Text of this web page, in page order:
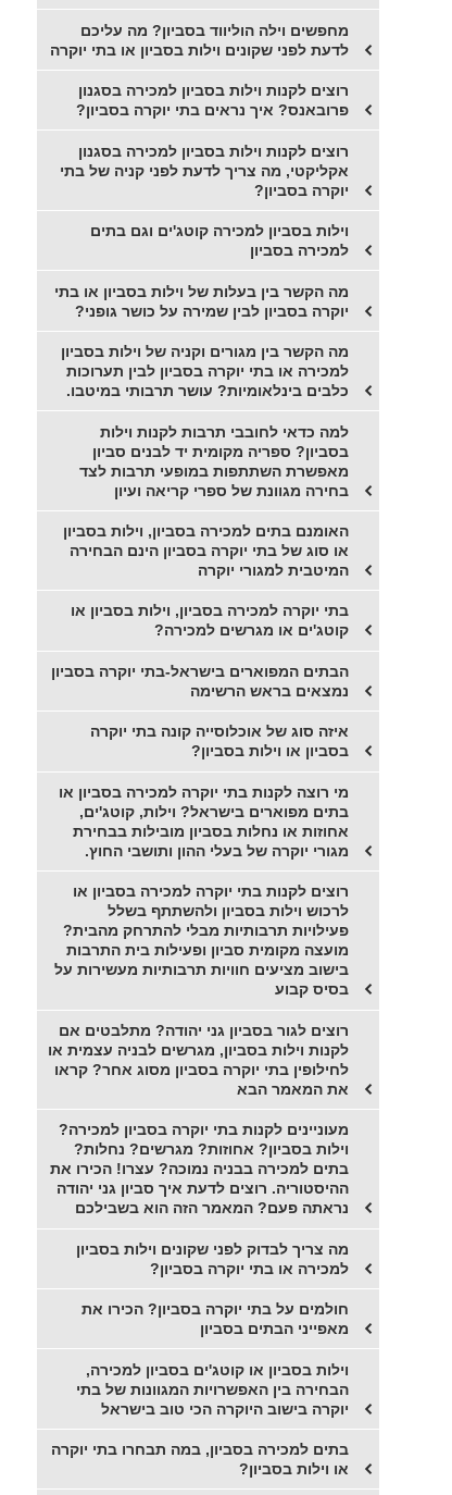
מחפשים וילה הוליווד בסביון? מה עליכם
לדעת לפני שקונים וילות בסביון או בתי יוקרה
רוצים לקנות וילות בסביון למכירה בסגנון
פרובאנס? איך נראים בתי יוקרה בסביון?
רוצים לקנות וילות בסביון למכירה בסגנון
אקליקטי, מה צריך לדעת לפני קניה של בתי
יוקרה בסביון?
וילות בסביון למכירה קוטג'ים וגם בתים
למכירה בסביון
מה הקשר בין בעלות של וילות בסביון או בתי
יוקרה בסביון לבין שמירה על כושר גופני?
מה הקשר בין מגורים וקניה של וילות בסביון
למכירה או בתי יוקרה בסביון לבין תערוכות
כלבים בינלאומיות? עושר תרבותי במיטבו.
למה כדאי לחובבי תרבות לקנות וילות
בסביון? ספריה מקומית יד לבנים סביון
מאפשרת השתתפות במופעי תרבות לצד
בחירה מגוונת של ספרי קריאה ועיון
האומנם בתים למכירה בסביון, וילות בסביון
או סוג של בתי יוקרה בסביון הינם הבחירה
המיטבית למגורי יוקרה
בתי יוקרה למכירה בסביון, וילות בסביון או
קוטג'ים או מגרשים למכירה?
הבתים המפוארים בישראל-בתי יוקרה בסביון
נמצאים בראש הרשימה
איזה סוג של אוכלוסייה קונה בתי יוקרה
בסביון או וילות בסביון?
מי רוצה לקנות בתי יוקרה למכירה בסביון או
בתים מפוארים בישראל? וילות, קוטג'ים,
אחוזות או נחלות בסביון מובילות בבחירת
מגורי יוקרה של בעלי ההון ותושבי החוץ.
רוצים לקנות בתי יוקרה למכירה בסביון או
לרכוש וילות בסביון ולהשתתף בשלל
פעילויות תרבותיות מבלי להתרחק מהבית?
מועצה מקומית סביון ופעילות בית התרבות
בישוב מציעים חוויות תרבותיות מעשירות על
בסיס קבוע
רוצים לגור בסביון גני יהודה? מתלבטים אם
לקנות וילות בסביון, מגרשים לבניה עצמית או
לחילופין בתי יוקרה בסביון מסוג אחר? קראו
את המאמר הבא
מעוניינים לקנות בתי יוקרה בסביון למכירה?
וילות בסביון? אחוזות? מגרשים? נחלות?
בתים למכירה בבניה נמוכה? עצרו! הכירו את
ההיסטוריה. רוצים לדעת איך סביון גני יהודה
נראתה פעם? המאמר הזה הוא בשבילכם
מה צריך לבדוק לפני שקונים וילות בסביון
למכירה או בתי יוקרה בסביון?
חולמים על בתי יוקרה בסביון? הכירו את
מאפייני הבתים בסביון
וילות בסביון או קוטג'ים בסביון למכירה,
הבחירה בין האפשרויות המגוונות של בתי
יוקרה בישוב היוקרה הכי טוב בישראל
בתים למכירה בסביון, במה תבחרו בתי יוקרה
או וילות בסביון?